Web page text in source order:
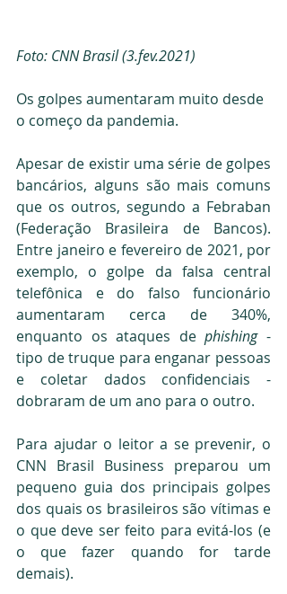
Foto: CNN Brasil (3.fev.2021)
Os golpes aumentaram muito desde
o começo da pandemia.
Apesar de existir uma série de golpes
bancários, alguns são mais comuns
que os outros, segundo a Febraban
(Federação Brasileira de Bancos).
Entre janeiro e fevereiro de 2021, por
exemplo, o golpe da falsa central
telefônica e do falso funcionário
aumentaram cerca de 340%,
enquanto os ataques de phishing -
tipo de truque para enganar pessoas
e coletar dados confidenciais -
dobraram de um ano para o outro.
Para ajudar o leitor a se prevenir, o
CNN Brasil Business preparou um
pequeno guia dos principais golpes
dos quais os brasileiros são vítimas e
o que deve ser feito para evitá-los (e
o que fazer quando for tarde
demais).